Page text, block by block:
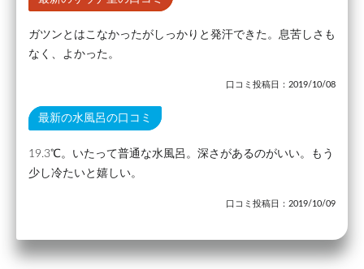
ガツンとはこなかったがしっかりと発汗できた。息苦しさも
なく、よかった。
口コミ投稿日：2019/10/08
最新の水風呂の口コミ
19.3℃。いたって普通な水風呂。深さがあるのがいい。もう
少し冷たいと嬉しい。
口コミ投稿日：2019/10/09